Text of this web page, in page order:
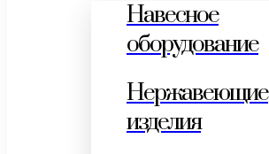
Навесное
оборудование
Нержавеющие
изделия